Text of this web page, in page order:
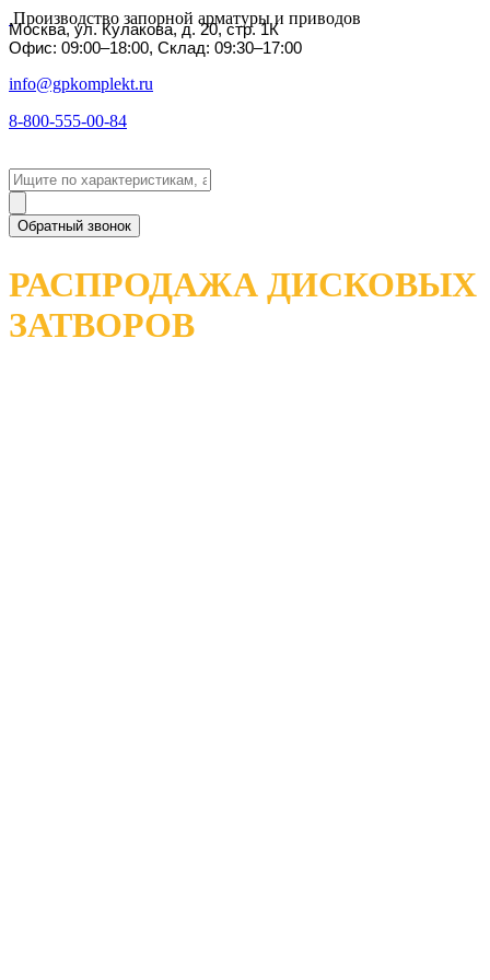
Производство запорной арматуры и приводов
Москва, ул. Кулакова, д. 20, стр. 1К
Офис: 09:00–18:00, Склад: 09:30–17:00
info@gpkomplekt.ru
8-800-555-00-84
Обратный звонок
РАСПРОДАЖА ДИСКОВЫХ
ЗАТВОРОВ